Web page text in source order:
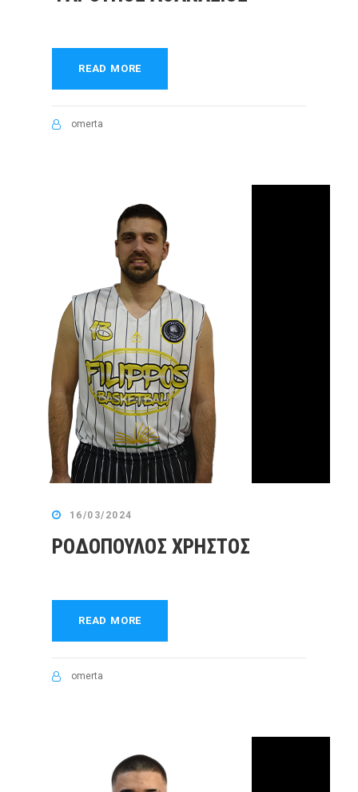
READ MORE
omerta
16/03/2024
ΡΟΔΟΠΟΥΛΟΣ ΧΡΗΣΤΟΣ
READ MORE
omerta